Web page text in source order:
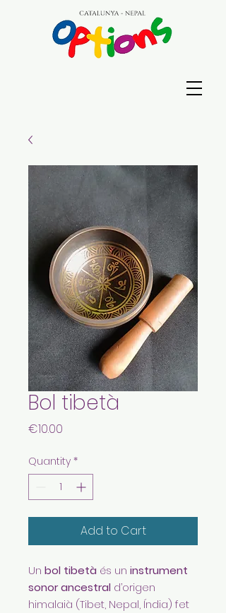
Bol tibetà
€10.00
Quantity *
Add to Cart
Un bol tibetà és un instrument
sonor ancestral d’origen
himalaià (Tibet, Nepal, Índia) fet